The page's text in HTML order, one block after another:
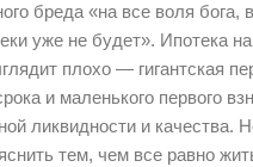
бреда «на все воля бога,
уже не будет». Ипотека
плохо — гигантская
и маленького первого
ликвидности и качества.
тем, чем все равно